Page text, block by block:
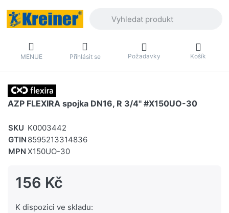
MENUE Přihlásit se Požadavky Košík
AZP FLEXIRA spojka DN16, R 3/4" #X150UO-30
SKU K0003442
GTIN 8595213314836
MPN X150UO-30
156 Kč
K dispozici ve skladu: